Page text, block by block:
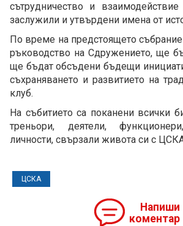
сътрудничество и
заслужили и утвърдени имена от
По време на предстоящето
ръководство на Сдружението, ще
ще бъдат обсъдени бъдещи
съхраняването и развитието на
клуб.
На събитието са поканени всички
треньори, деятели,
личности, свързали живота си с
ЦСКА
Напиши
коментар